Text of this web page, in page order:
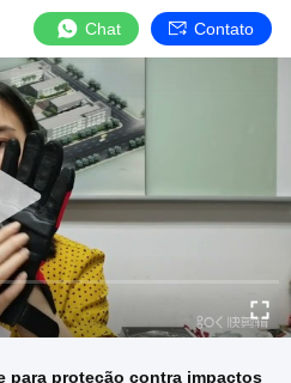
Chat Contato
para proteção contra impactos